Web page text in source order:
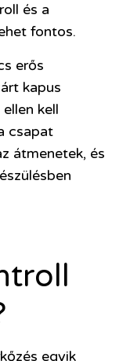
és a
fontos.
erős
kapus
kell
csapat
átmenetek, és
egyik